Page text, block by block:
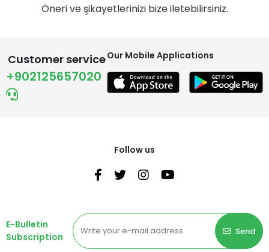
Öneri ve şikayetlerinizi bize iletebilirsiniz.
Customer service
+902125657020
Our Mobile Applications
Follow us
E-Bulletin
Subscription
Send